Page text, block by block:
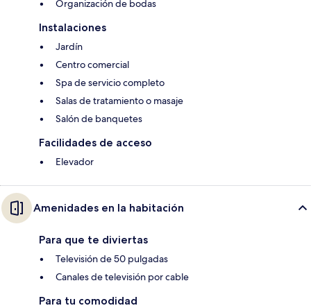
Organización de bodas
Instalaciones
Jardín
Centro comercial
Spa de servicio completo
Salas de tratamiento o masaje
Salón de banquetes
Facilidades de acceso
Elevador
Amenidades en la habitación
Para que te diviertas
Televisión de 50 pulgadas
Canales de televisión por cable
Para tu comodidad